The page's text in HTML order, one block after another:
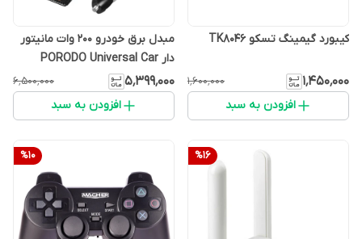
کیبورد گیمینگ تسکو TK8046
۱٬۴۵۰٬۰۰۰ ۱٬۶۰۰٬۰۰۰
افزودن به سبد
مبدل برق خودرو 200 وات مانیتور
دار PORODO Universal Car
Power Inverter 200W FWC067
۵٬۳۹۹٬۰۰۰ ۶٬۵۰۰٬۰۰۰
افزودن به سبد
%16
%10